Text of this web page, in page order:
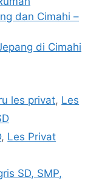
dan Cimahi –
di Cimahi
les privat, Les
, Les Privat
SD, SMP,